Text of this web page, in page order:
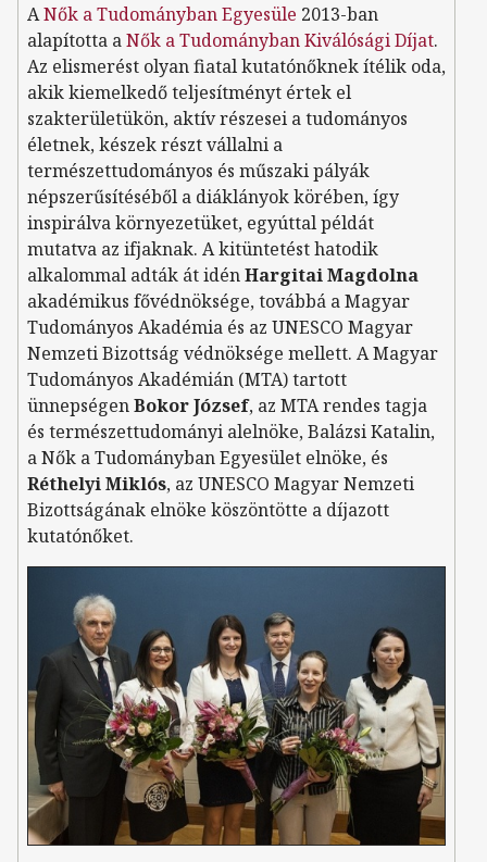
ANők a Tudományban Egyesüle 2013-ban
alapította aNők a Tudományban Kiválósági Díjat.
Az elismerést olyan fiatal kutatónőknek ítélik oda,
akik kiemelkedő teljesítményt értek el
szakterületükön, aktív részesei a tudományos
életnek, készek részt vállalni a
természettudományos és műszaki pályák
népszerűsítéséből a diáklányok körében, így
inspirálva környezetüket, egyúttal példát
mutatva az ifjaknak. A kitüntetést hatodik
alkalommal adták át idénHargitai Magdolna
akadémikus fővédnöksége, továbbá a Magyar
Tudományos Akadémia és az UNESCO Magyar
Nemzeti Bizottság védnöksége mellett. A Magyar
Tudományos Akadémián (MTA) tartott
ünnepségenBokor József, az MTA rendes tagja
és természettudományi alelnöke, Balázsi Katalin,
a Nők a Tudományban Egyesület elnöke, és
Réthelyi Miklós, az UNESCO Magyar Nemzeti
Bizottságának elnöke köszöntötte a díjazott
kutatónőket.